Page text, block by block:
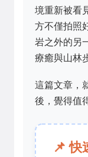
境重新被看
方不僅拍照
岩之外的另
療癒與山林
這篇文章，
後，覺得值
📌 快